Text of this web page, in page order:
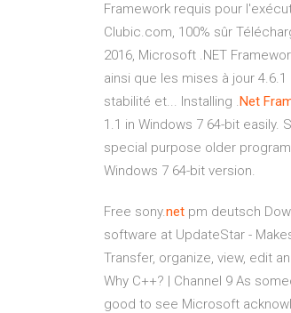
Framework requis pour
Clubic.com, 100% sûr
2016, Microsoft .NET
ainsi que les mises à jour
stabilité et... Installing .Net
1.1 in Windows 7 64-bit
special purpose older
Windows 7 64-bit version.
Free sony.net pm deutsch
software at UpdateStar -
Transfer, organize, view, edit
Why C++? | Channel 9 As
good to see Microsoft